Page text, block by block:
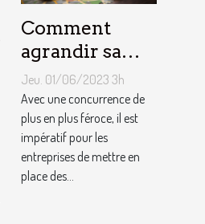
Comment
agrandir sa
notoriété
locale et
fidéliser sa
clientèle grâce
aux outils du
référencement
Jeu. 01/06/2023 3h
Avec une concurrence de
plus en plus féroce, il est
impératif pour les
entreprises de mettre en
place des...